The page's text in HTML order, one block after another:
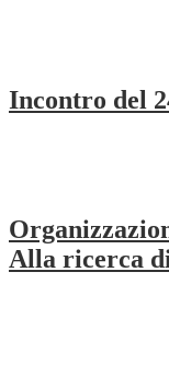
Incontro del
Alla ricerca